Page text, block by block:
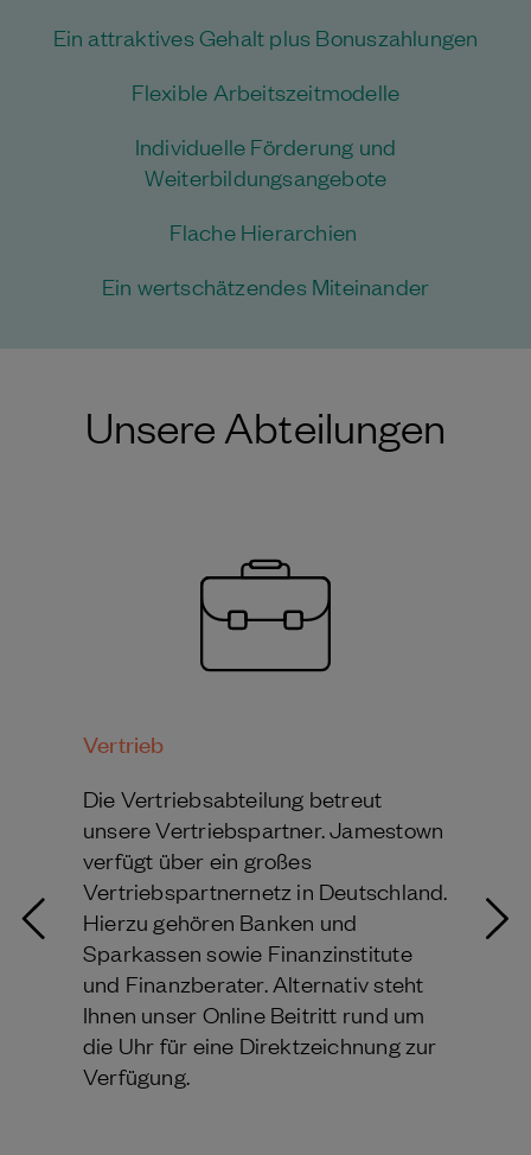
Ein attraktives Gehalt plus Bonuszahlungen
Flexible Arbeitszeitmodelle
Individuelle Förderung und
Weiterbildungsangebote
Flache Hierarchien
Ein wertschätzendes Miteinander
Unsere Abteilungen
Vertrieb
Die Vertriebsabteilung betreut
unsere Vertriebspartner. Jamestown
verfügt über ein großes
Vertriebspartnernetz in Deutschland.
Hierzu gehören Banken und
Sparkassen sowie Finanzinstitute
und Finanzberater. Alternativ steht
Ihnen unser Online Beitritt rund um
die Uhr für eine Direktzeichnung zur
Verfügung.